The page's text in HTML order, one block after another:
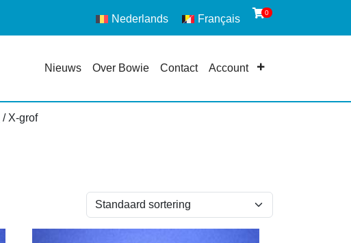
Nederlands Français
0
Nieuws Over Bowie Contact Account
/ X-grof